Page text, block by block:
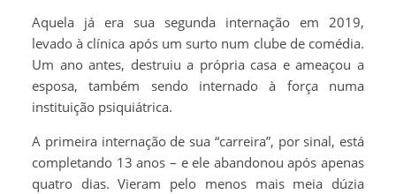
Aquela já era sua segunda internação em 2019,
levado à clínica após um surto num clube de comédia.
Um ano antes, destruiu a própria casa e ameaçou a
esposa, também sendo internado à força numa
instituição psiquiátrica.
A primeira internação de sua “carreira”, por sinal, está
completando 13 anos – e ele abandonou após apenas
quatro dias. Vieram pelo menos mais meia dúzia